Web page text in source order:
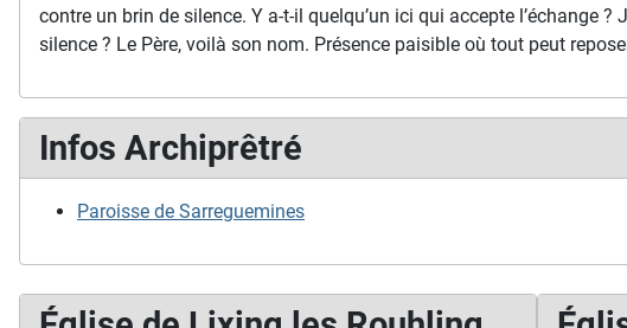
contre un brin de silence. Y a-t-il quelqu’un ici qui accepte l’échange ?
silence ? Le Père, voilà son nom. Présence paisible où tout peut
Infos Archiprêtré
Paroisse de Sarreguemines